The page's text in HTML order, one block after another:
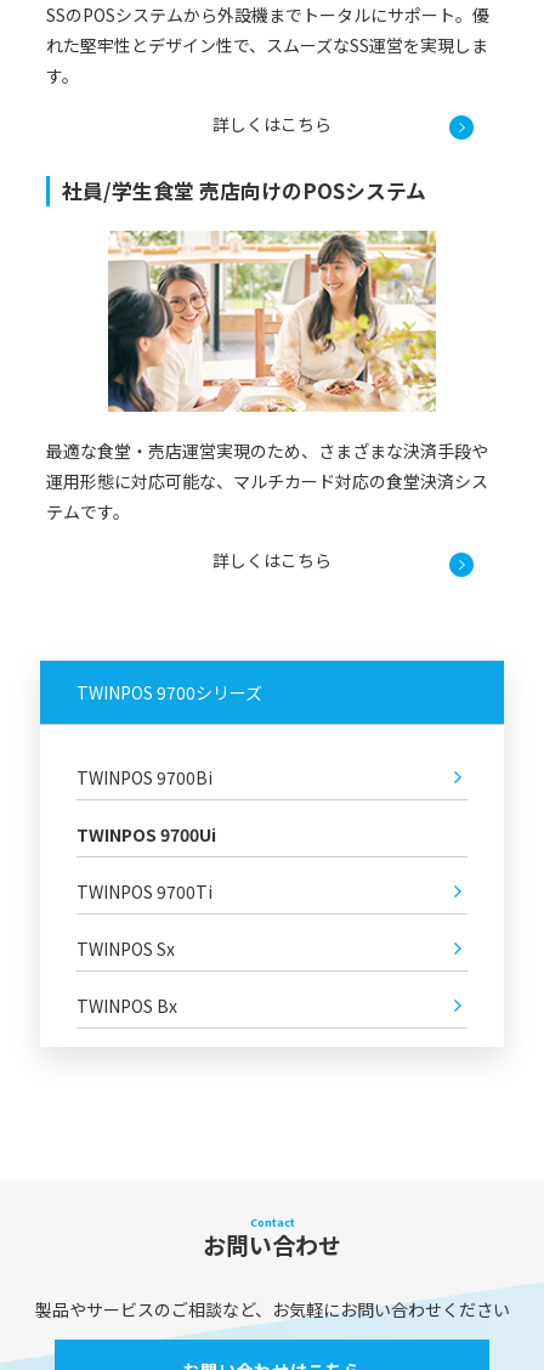
SSのPOSシステムから外設機までトータルにサポート。優
れた堅牢性とデザイン性で、スムーズなSS運営を実現しま
す。
詳しくはこちら
社員/学生食堂 売店向けのPOSシステム
最適な食堂・売店運営実現のため、さまざまな決済手段や
運用形態に対応可能な、マルチカード対応の食堂決済シス
テムです。
詳しくはこちら
TWINPOS 9700シリーズ
TWINPOS 9700Bi
TWINPOS 9700Ui
TWINPOS 9700Ti
TWINPOS Sx
TWINPOS Bx
Contact
お問い合わせ
製品やサービスのご相談など、お気軽にお問い合わせください